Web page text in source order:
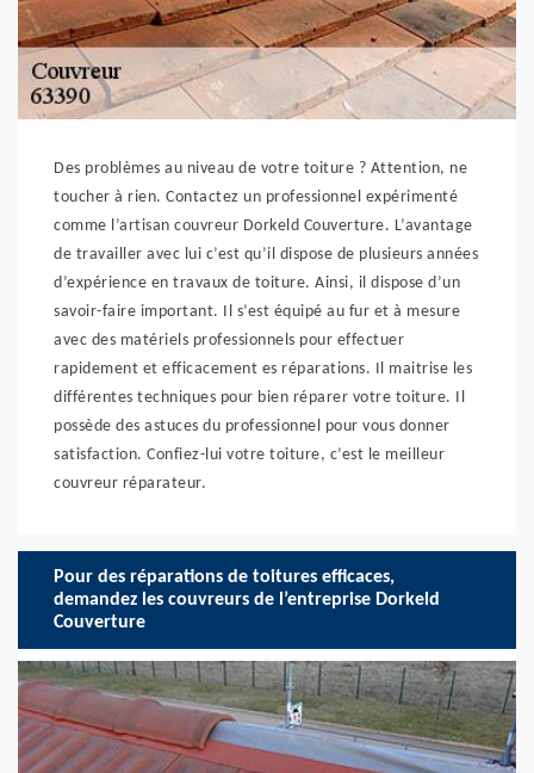
Des problèmes au niveau de votre toiture ? Attention, ne
toucher à rien. Contactez un professionnel expérimenté
comme l’artisan couvreur Dorkeld Couverture. L’avantage
de travailler avec lui c’est qu’il dispose de plusieurs années
d’expérience en travaux de toiture. Ainsi, il dispose d’un
savoir-faire important. Il s’est équipé au fur et à mesure
avec des matériels professionnels pour effectuer
rapidement et efficacement es réparations. Il maitrise les
différentes techniques pour bien réparer votre toiture. Il
possède des astuces du professionnel pour vous donner
satisfaction. Confiez-lui votre toiture, c’est le meilleur
couvreur réparateur.
Pour des réparations de toitures efficaces,
demandez les couvreurs de l’entreprise Dorkeld
Couverture